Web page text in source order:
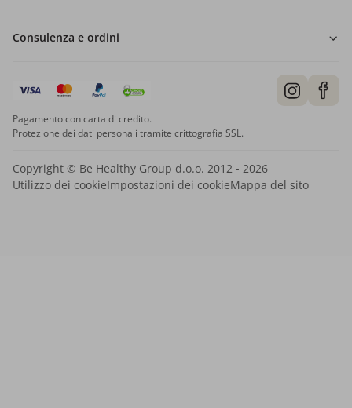
Consulenza e ordini
Pagamento con carta di credito.
Protezione dei dati personali tramite crittografia SSL.
Copyright © Be Healthy Group d.o.o. 2012 - 2026
Utilizzo dei cookieImpostazioni dei cookieMappa del sito